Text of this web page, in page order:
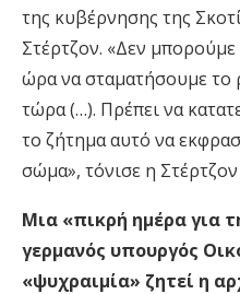
της κυβέρνησης της
Στέρτζον. «Δεν
ώρα να σταματήσουμε το
τώρα (…). Πρέπει να
το ζήτημα αυτό να
σώμα», τόνισε η
Μια «πικρή ημέρα για
γερμανός υπουργός
«ψυχραιμία» ζητεί η